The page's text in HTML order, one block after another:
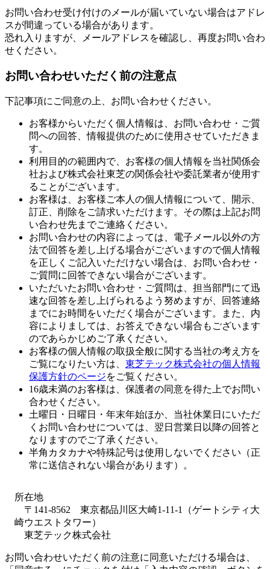
お問い合わせ受け付けのメールが届いていない場合はアドレ
スが間違っている場合があります。
恐れ入りますが、メールアドレスを確認し、再度お問い合わ
せください。
お問い合わせいただく前の注意点
下記事項にご同意の上、お問い合わせください。
お客様からいただく個人情報は、お問い合わせ・ご質
問への回答、情報提供のために使用させていただきま
す。
利用目的の範囲内で、お客様の個人情報を当社関係会
社および株式会社東芝の関係会社や委託業者が使用す
ることがございます。
お客様は、お客様ご本人の個人情報について、開示、
訂正、削除をご請求いただけます。その際は上記お問
い合わせ先までご連絡ください。
お問い合わせの内容によっては、電子メール以外の方
法で回答を差し上げる場合がございますので個人情報
を正しくご記入いただけない場合は、お問い合わせ・
ご質問に回答できない場合がございます。
いただいたお問い合わせ・ご質問は、担当部門にて迅
速な回答を差し上げられるよう努めますが、回答連絡
までにお時間をいただく場合がございます。また、内
容によりましては、お答えできない場合もございます
のであらかじめご了承ください。
お客様の個人情報の取扱全般に関する当社の考え方を
ご覧になりたい方は、 東芝テック株式会社の個人情報
保護方針のページをご覧ください。
16歳未満のお客様は、保護者の同意を得た上でお問い
合わせください。
土曜日・日曜日・年末年始ほか、当社休業日にいただ
くお問い合わせについては、翌日営業日以降の回答と
なりますのでご了承ください。
半角カタカナや特殊記号は使用しないでください（正
常に送信されない場合があります）。
所在地
〒141-8562 東京都品川区大崎1-11-1（ゲートシティ大
崎ウエストタワー）
東芝テック株式会社
お問い合わせいただく前の注意に同意いただける場合は、